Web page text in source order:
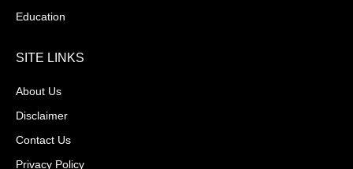
Education
SITE LINKS
About Us
Disclaimer
Contact Us
Privacy Policy